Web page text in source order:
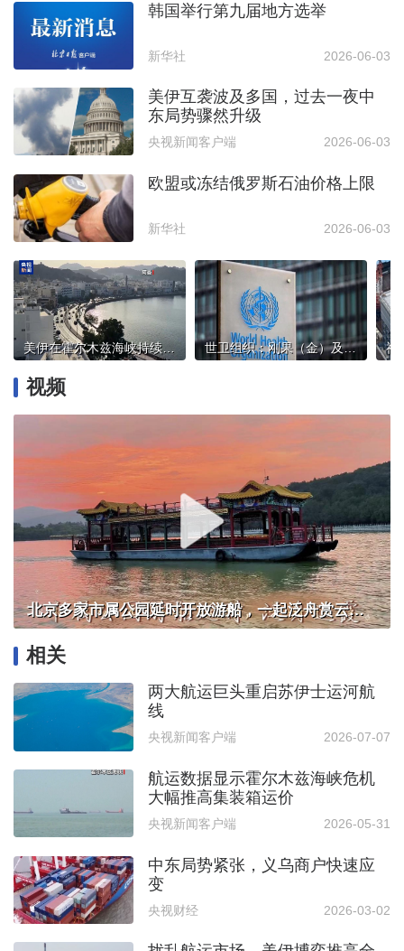
韩国举行第九届地方选举
新华社 2026-06-03
美伊互袭波及多国，过去一夜中
东局势骤然升级
央视新闻客户端 2026-06-03
欧盟或冻结俄罗斯石油价格上限
新华社 2026-06-03
美伊在霍尔木兹海峡持续博弈，阿曼面临“选边”压力 世卫组织：刚果（金）及乌干达共报告134例埃博拉确诊病例
视频
北京多家市属公园延时开放游船，一起泛舟赏云霞！
相关
两大航运巨头重启苏伊士运河航
线
央视新闻客户端 2026-07-07
航运数据显示霍尔木兹海峡危机
大幅推高集装箱运价
央视新闻客户端 2026-05-31
中东局势紧张，义乌商户快速应
变
央视财经 2026-03-02